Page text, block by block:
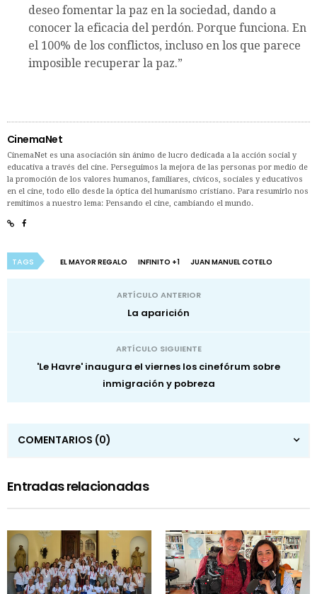
deseo fomentar la paz en la sociedad, dando a
conocer la eficacia del perdón. Porque funciona. En
el 100% de los conflictos, incluso en los que parece
imposible recuperar la paz.”
CinemaNet
CinemaNet es una asociación sin ánimo de lucro dedicada a la acción social y
educativa a través del cine. Perseguimos la mejora de las personas por medio de
la promoción de los valores humanos, familiares, cívicos, sociales y educativos
en el cine, todo ello desde la óptica del humanismo cristiano. Para resumirlo nos
remitimos a nuestro lema: Pensando el cine, cambiando el mundo.
TAGS EL MAYOR REGALO INFINITO +1 JUAN MANUEL COTELO
ARTÍCULO ANTERIOR
La aparición
ARTÍCULO SIGUIENTE
'Le Havre' inaugura el viernes los cinefórum sobre
inmigración y pobreza
COMENTARIOS (0)
Entradas relacionadas